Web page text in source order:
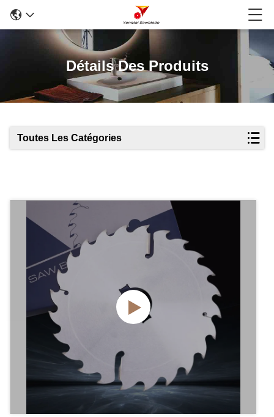
Détails Des Produits
Toutes Les Catégories